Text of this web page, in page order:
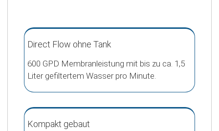
Direct Flow ohne Tank
600 GPD Membranleistung mit bis zu ca. 1,5
Liter gefiltertem Wasser pro Minute.
Kompakt gebaut